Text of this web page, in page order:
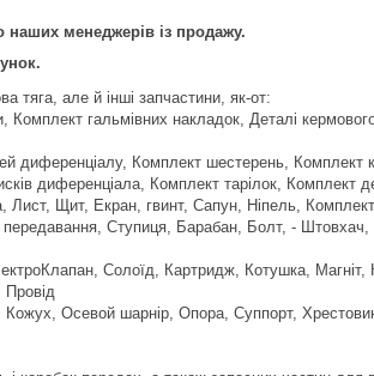
наших менеджерів із продажу.
тяга, але й інші запчастини, як-от:
гальмівних накладок, Деталі
диференціалу, Комплект шестерень, Комплект
диференціала, Комплект тарілок, Комплект
Щит, Екран, гвинт, Сапун, Ніпель,
передавання, Ступиця, Барабан, Болт, -
Солоїд, Картридж, Котушка, Магніт,
Осевой шарнір, Опора, Суппорт,